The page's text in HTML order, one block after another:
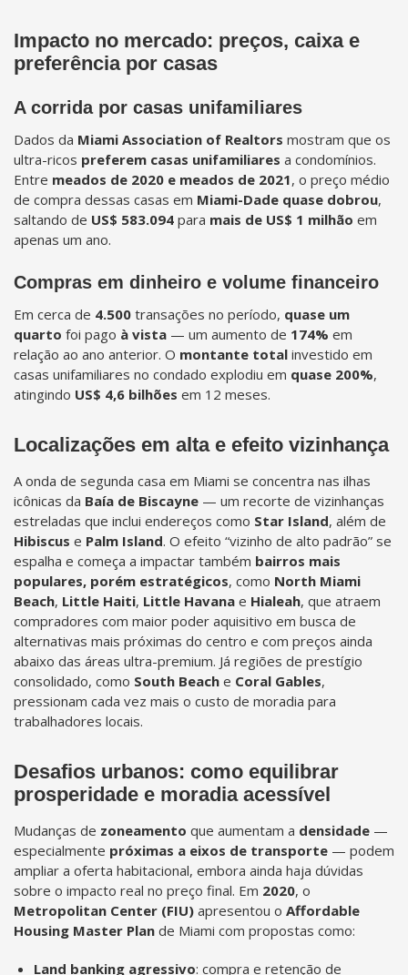
Impacto no mercado: preços, caixa e
preferência por casas
A corrida por casas unifamiliares
Dados da Miami Association of Realtors mostram que os
ultra-ricos preferem casas unifamiliares a condomínios.
Entre meados de 2020 e meados de 2021, o preço médio
de compra dessas casas em Miami-Dade quase dobrou,
saltando de US$ 583.094 para mais de US$ 1 milhão em
apenas um ano.
Compras em dinheiro e volume financeiro
Em cerca de 4.500 transações no período, quase um
quarto foi pago à vista — um aumento de 174% em
relação ao ano anterior. O montante total investido em
casas unifamiliares no condado explodiu em quase 200%,
atingindo US$ 4,6 bilhões em 12 meses.
Localizações em alta e efeito vizinhança
A onda de segunda casa em Miami se concentra nas ilhas
icônicas da Baía de Biscayne — um recorte de vizinhanças
estreladas que inclui endereços como Star Island, além de
Hibiscus e Palm Island. O efeito “vizinho de alto padrão” se
espalha e começa a impactar também bairros mais
populares, porém estratégicos, como North Miami
Beach, Little Haiti, Little Havana e Hialeah, que atraem
compradores com maior poder aquisitivo em busca de
alternativas mais próximas do centro e com preços ainda
abaixo das áreas ultra-premium. Já regiões de prestígio
consolidado, como South Beach e Coral Gables,
pressionam cada vez mais o custo de moradia para
trabalhadores locais.
Desafios urbanos: como equilibrar
prosperidade e moradia acessível
Mudanças de zoneamento que aumentam a densidade —
especialmente próximas a eixos de transporte — podem
ampliar a oferta habitacional, embora ainda haja dúvidas
sobre o impacto real no preço final. Em 2020, o
Metropolitan Center (FIU) apresentou o Affordable
Housing Master Plan de Miami com propostas como:
Land banking agressivo: compra e retenção de